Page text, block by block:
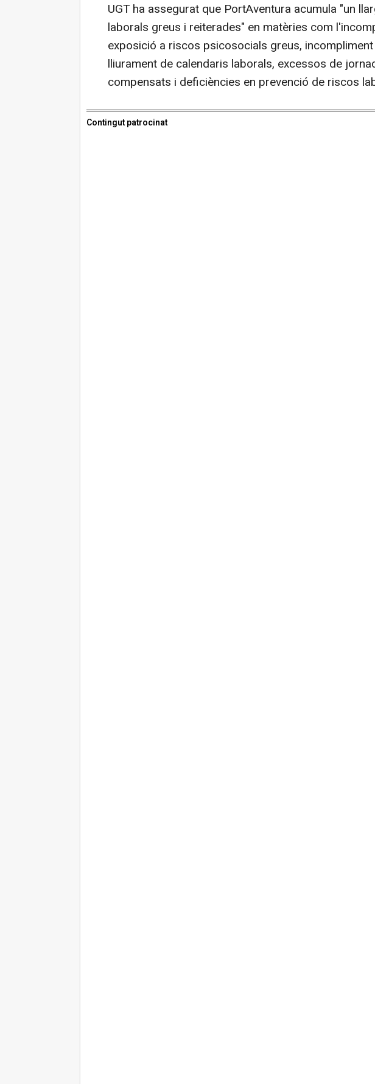
UGT ha assegurat que PortAventura acumula "un
laborals greus i reiterades" en matèries com
exposició a riscos psicosocials greus,
lliurament de calendaris laborals, excessos de
compensats i deficiències en prevenció de riscos
Contingut patrocinat